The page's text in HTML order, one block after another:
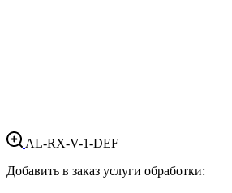
AL-RX-V-1-DEF
Добавить в заказ услуги обработки: